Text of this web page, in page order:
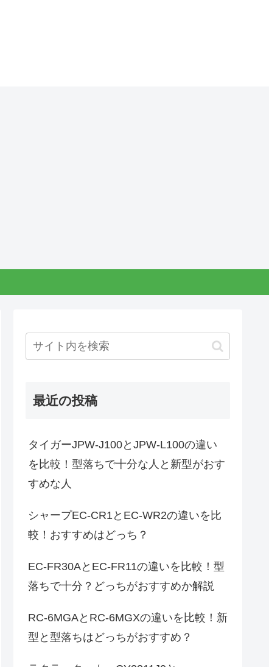
最近の投稿
タイガーJPW-J100とJPW-L100の違い
を比較！型落ちで十分な人と新型がおす
すめな人
シャープEC-CR1とEC-WR2の違いを比
較！おすすめはどっち？
EC-FR30AとEC-FR11の違いを比較！型
落ちで十分？どっちがおすすめか解説
RC-6MGAとRC-6MGXの違いを比較！新
型と型落ちはどっちがおすすめ？